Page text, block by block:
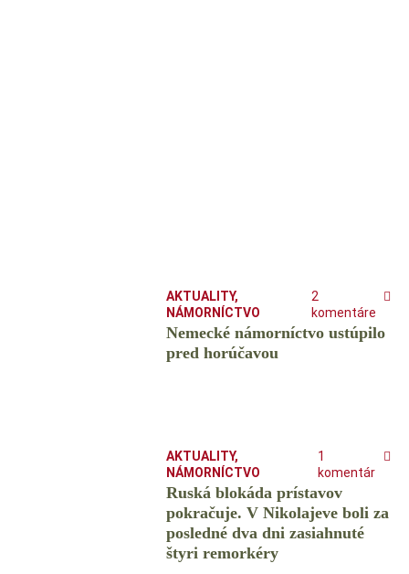
AKTUALITY,
NÁMORNÍCTVO
2
komentáre
Nemecké námorníctvo ustúpilo
pred horúčavou
AKTUALITY,
NÁMORNÍCTVO
1
komentár
Ruská blokáda prístavov
pokračuje. V Nikolajeve boli za
posledné dva dni zasiahnuté
štyri remorkéry